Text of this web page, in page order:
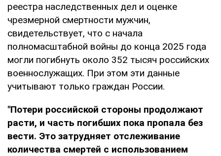
реестра наследственных дел и оценке
чрезмерной смертности мужчин,
свидетельствует, что с начала
полномасштабной войны до конца 2025 года
могли погибнуть около 352 тысяч российских
военнослужащих. При этом эти данные
учитывают только граждан России.
"Потери российской стороны продолжают
расти, и часть погибших пока пропала без
вести. Это затрудняет отслеживание
количества смертей с использованием